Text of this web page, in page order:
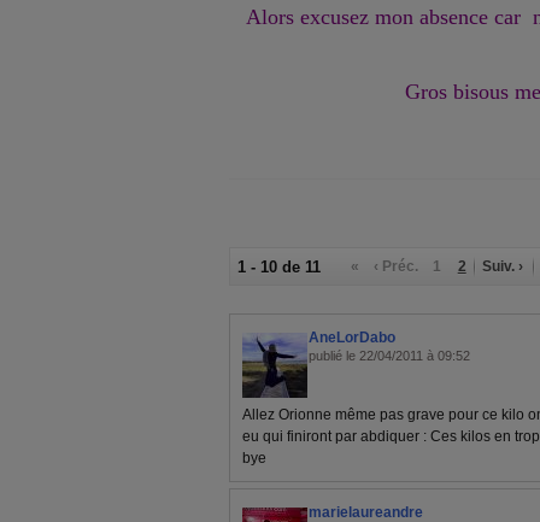
Alors excusez mon absence car
Gros bisous
1 - 10 de 11 « ‹ Préc. 1 2 Suiv. ›
AneLorDabo
publié le 22/04/2011 à 09:52
Allez Orionne même pas grave pour ce kilo
eu qui finiront par abdiquer : Ces kilos en
bye
marielaureandre